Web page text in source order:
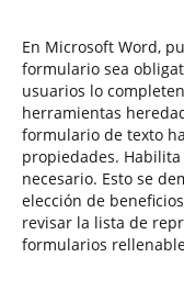
En Microsoft Word,
formulario sea
usuarios lo
herramientas
formulario de texto
propiedades.
necesario. Esto se
elección de
revisar la lista de
formularios